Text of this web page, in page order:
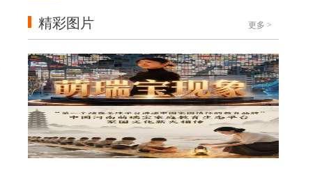
精彩图片 更多 >